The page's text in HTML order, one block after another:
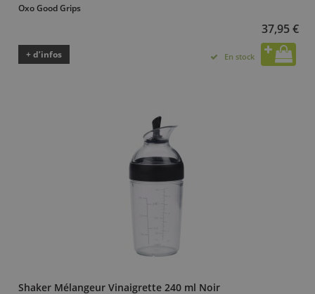
Oxo Good Grips
37,95 €
+ d’infos En stock
Shaker Mélangeur Vinaigrette 240 ml Noir